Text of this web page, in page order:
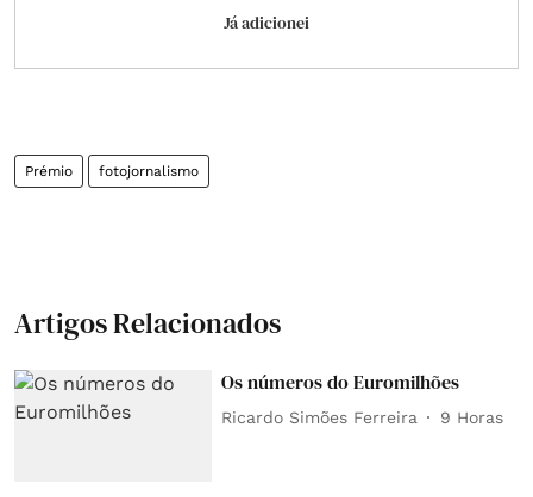
Já adicionei
Prémio fotojornalismo
Artigos Relacionados
Os números do Euromilhões
Ricardo Simões Ferreira 9 Horas